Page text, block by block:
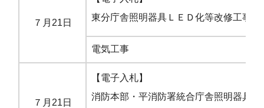
７月21日
東分庁舎照明器具ＬＥＤ化等改修工事
電気工事
７月21日
【電子入札】
消防本部・平消防署統合庁舎照明器具